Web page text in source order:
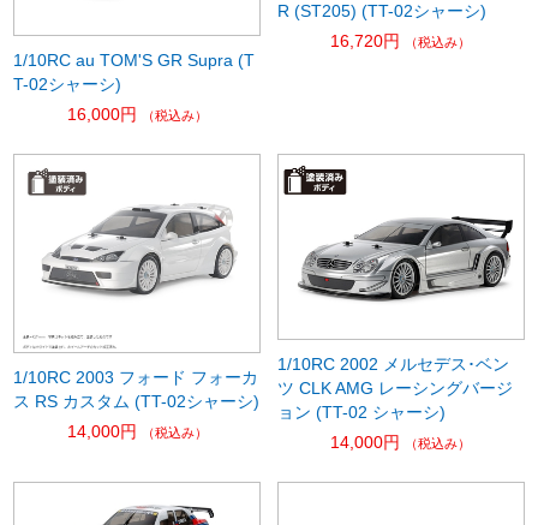
1/10RC au TOM'S GR Supra (T
T-02シャーシ)
16,000円
（税込み）
R (ST205) (TT-02シャーシ)
16,720円
（税込み）
1/10RC 2003 フォード フォーカ
ス RS カスタム (TT-02シャーシ)
14,000円
（税込み）
1/10RC 2002 メルセデス･ベン
ツ CLK AMG レーシングバージ
ョン (TT-02 シャーシ)
14,000円
（税込み）